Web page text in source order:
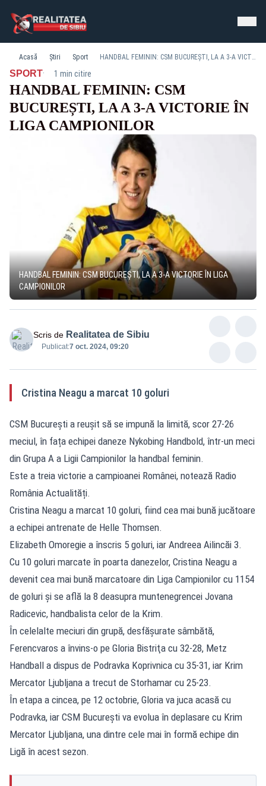
Acasă Știri Sport HANDBAL FEMININ: CSM BUCUREȘTI, LA A 3-A VICTORIE ÎN LIGA CAMPIONILOR
SPORT· 1 min citire
HANDBAL FEMININ: CSM
BUCUREȘTI, LA A 3-A VICTORIE ÎN
LIGA CAMPIONILOR
HANDBAL FEMININ: CSM BUCUREȘTI, LA A 3-A VICTORIE ÎN LIGA
CAMPIONILOR
Scris de Realitatea de Sibiu
Publicat:7 oct. 2024, 09:20
Cristina Neagu a marcat 10 goluri
CSM Bucureşti a reușit să se impună la limită, scor 27-26
meciul, în fața echipei daneze Nykobing Handbold, într-un meci
din Grupa A a Ligii Campionilor la handbal feminin.
Este a treia victorie a campioanei Românei, notează Radio
România Actualități.
Cristina Neagu a marcat 10 goluri, fiind cea mai bună jucătoare
a echipei antrenate de Helle Thomsen.
Elizabeth Omoregie a înscris 5 goluri, iar Andreea Ailincăi 3.
Cu 10 goluri marcate în poarta danezelor, Cristina Neagu a
devenit cea mai bună marcatoare din Liga Campionilor cu 1154
de goluri și se află la 8 deasupra muntenegrencei Jovana
Radicevic, handbalista celor de la Krim.
În celelalte meciuri din grupă, desfăşurate sâmbătă,
Ferencvaros a învins-o pe Gloria Bistriţa cu 32-28, Metz
Handball a dispus de Podravka Koprivnica cu 35-31, iar Krim
Mercator Ljubljana a trecut de Storhamar cu 25-23.
În etapa a cincea, pe 12 octobrie, Gloria va juca acasă cu
Podravka, iar CSM Bucureşti va evolua în deplasare cu Krim
Mercator Ljubljana, una dintre cele mai în formă echipe din
Ligă în acest sezon.